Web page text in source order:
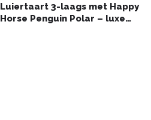
Luiertaart 3-laags met Happy
Horse Penguin Polar – luxe